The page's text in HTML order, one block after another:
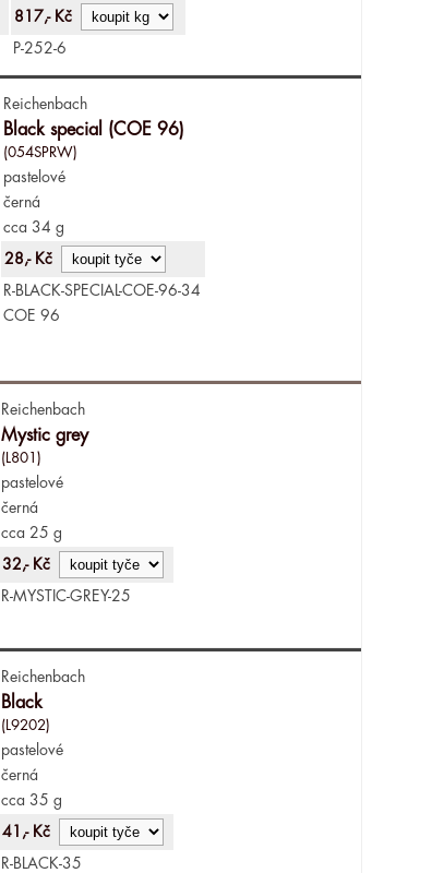
817,- Kč
P-252-6
Reichenbach
Black special (COE 96)
(054SPRW)
pastelové
černá
cca 34 g
28,- Kč
R-BLACK-SPECIAL-COE-96-34
COE 96
Reichenbach
Mystic grey
(L801)
pastelové
černá
cca 25 g
32,- Kč
R-MYSTIC-GREY-25
Reichenbach
Black
(L9202)
pastelové
černá
cca 35 g
41,- Kč
R-BLACK-35